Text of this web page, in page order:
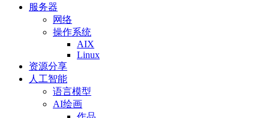
服务器
网络
操作系统
AIX
Linux
资源分享
人工智能
语言模型
AI绘画